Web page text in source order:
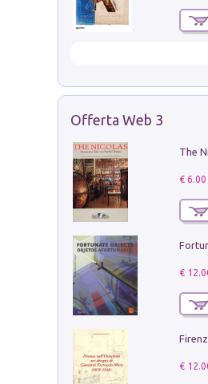
Offerta Web 3
€ 6.00
€
€